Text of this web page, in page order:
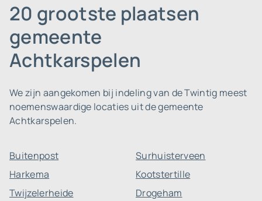
20 grootste plaatsen
gemeente
Achtkarspelen
We zijn aangekomen bij indeling van de Twintig meest
noemenswaardige locaties uit de gemeente
Achtkarspelen.
Buitenpost
Surhuisterveen
Harkema
Kootstertille
Twijzelerheide
Drogeham